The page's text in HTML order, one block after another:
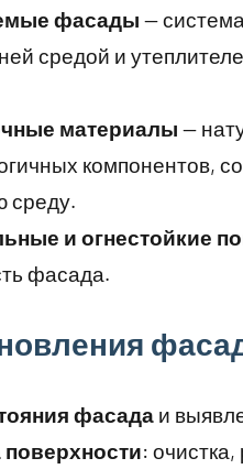
фасады —
средой и
материалы —
среду.
и огнестойкие
фасада.
фасада и
: